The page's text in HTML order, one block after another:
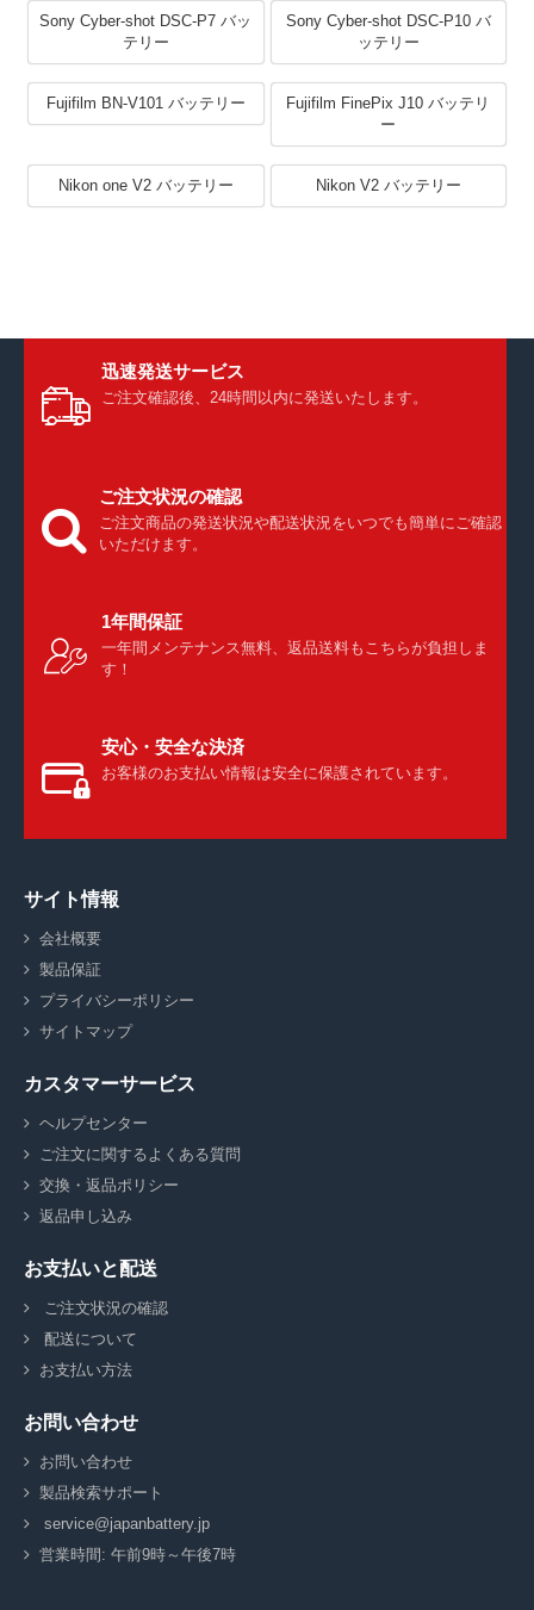
Sony Cyber-shot DSC-P7 バッ
テリー
Sony Cyber-shot DSC-P10 バ
ッテリー
Fujifilm BN-V101 バッテリー
Fujifilm FinePix J10 バッテリ
ー
Nikon one V2 バッテリー Nikon V2 バッテリー
迅速発送サービス
ご注文確認後、24時間以内に発送いたします。
ご注文状況の確認
ご注文商品の発送状況や配送状況をいつでも簡単にご確認
いただけます。
1年間保証
一年間メンテナンス無料、返品送料もこちらが負担しま
す！
安心・安全な決済
お客様のお支払い情報は安全に保護されています。
サイト情報
会社概要
製品保証
プライバシーポリシー
サイトマップ
カスタマーサービス
ヘルプセンター
ご注文に関するよくある質問
交換・返品ポリシー
返品申し込み
お支払いと配送
ご注文状況の確認
配送について
お支払い方法
お問い合わせ
お問い合わせ
製品検索サポート
service@japanbattery.jp
営業時間: 午前9時～午後7時